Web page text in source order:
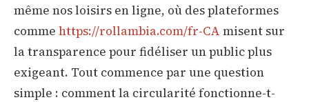
même nos loisirs en ligne, où des plateformes
comme https://rollambia.com/fr-CA misent sur
la transparence pour fidéliser un public plus
exigeant. Tout commence par une question
simple : comment la circularité fonctionne-t-